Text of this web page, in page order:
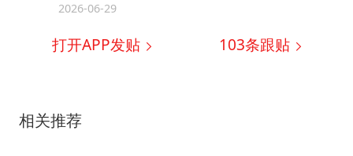
2026-06-29
打开APP发贴 103条跟贴
相关推荐